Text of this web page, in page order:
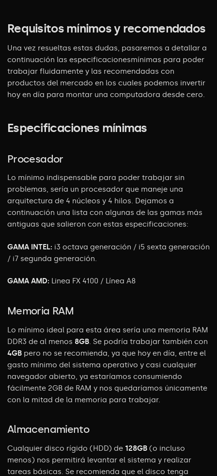
Requisitos mínimos y recomendados
Una vez resueltas estas dudas, pasaremos a detallar a
continuación las especificacionesmínimas para poder
trabajar fluidamente y las recomendadas con
productos del mercado en los cuales podemos invertir
hoy en día para montar una computadora desde cero.
Especificaciones mínimas
Procesador
Lo mínimo indispensable para poder trabajar sin
problemas, sería un procesador que maneje una
arquitectura de 4 núcleos y 4 hilos. Dejamos a
continuación una lista con algunas de las gamas más
antiguas que salieron con estas especificaciones:
GAMA INTEL: i3 octava generación / i5 sexta generación
/ i7 segunda generación.
GAMA AMD: Linea FX 4100 / Línea A8
Memoria RAM
Lo mínimo ideal para esta área sería una memoria RAM
DDR3 de al menos 8GB. Se podría trabajar también con
4GB pero no se recomienda, ya que hoy en día, entre el
gasto mínimo del sistema operativo y casi cualquier
navegador abierto, ya estaríamos consumiendo
fácilmente 2GB de RAM y nos quedaríamos únicamente
con la mitad de la memoria para trabajar.
Almacenamiento
Cualquier disco rígido (HDD) de 128GB (o incluso
menos) nos permitirá levantar el sistema y realizar
tareas básicas. Se recomienda que el disco tenga